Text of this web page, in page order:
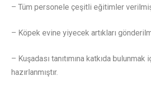
– Tüm personele çeşitli eğitimler
– Köpek evine yiyecek artıkları
– Kuşadası tanıtımına katkıda
hazırlanmıştır.